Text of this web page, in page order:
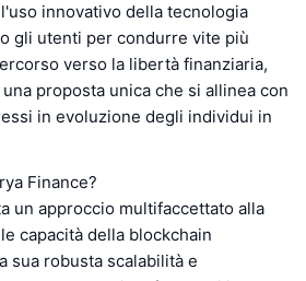
innovativo della tecnologia
gli utenti per condurre vite più
verso la libertà finanziaria,
proposta unica che si allinea con
in evoluzione degli individui in
Finance?
un approccio multifaccettato alla
capacità della blockchain
sua robusta scalabilità e